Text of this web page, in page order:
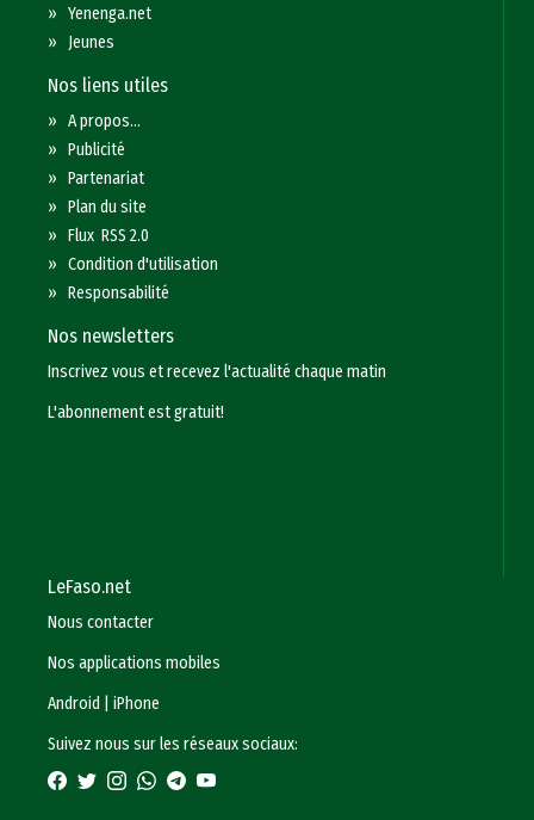
»Yenenga.net
» Jeunes
Nos liens utiles
»A propos...
»Publicité
»Partenariat
»Plan du site
»Flux RSS 2.0
»Condition d'utilisation
»Responsabilité
Nos newsletters
Inscrivez vous et recevez l'actualité chaque matin
L'abonnement est gratuit!
LeFaso.net
Nous contacter
Nos applications mobiles
Android
|iPhone
Suivez nous sur les réseaux sociaux: